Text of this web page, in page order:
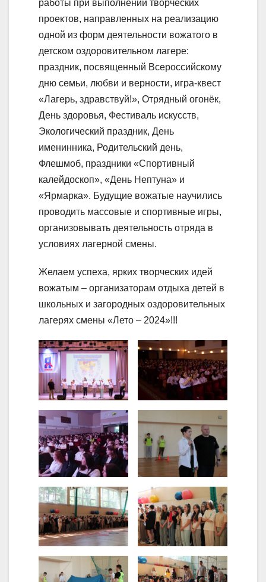
работы при выполнении творческих
проектов, направленных на реализацию
одной из форм деятельности вожатого в
детском оздоровительном лагере:
праздник, посвященный Всероссийскому
дню семьи, любви и верности, игра-квест
«Лагерь, здравствуй!», Отрядный огонёк,
День здоровья, Фестиваль искусств,
Экологический праздник, День
именинника, Родительский день,
Флешмоб, праздники «Спортивный
калейдоскоп», «День Нептуна» и
«Ярмарка». Будущие вожатые научились
проводить массовые и спортивные игры,
организовывать деятельность отряда в
условиях лагерной смены.
Желаем успеха, ярких творческих идей
вожатым – организаторам отдыха детей в
школьных и загородных оздоровительных
лагерях смены «Лето – 2024»!!!